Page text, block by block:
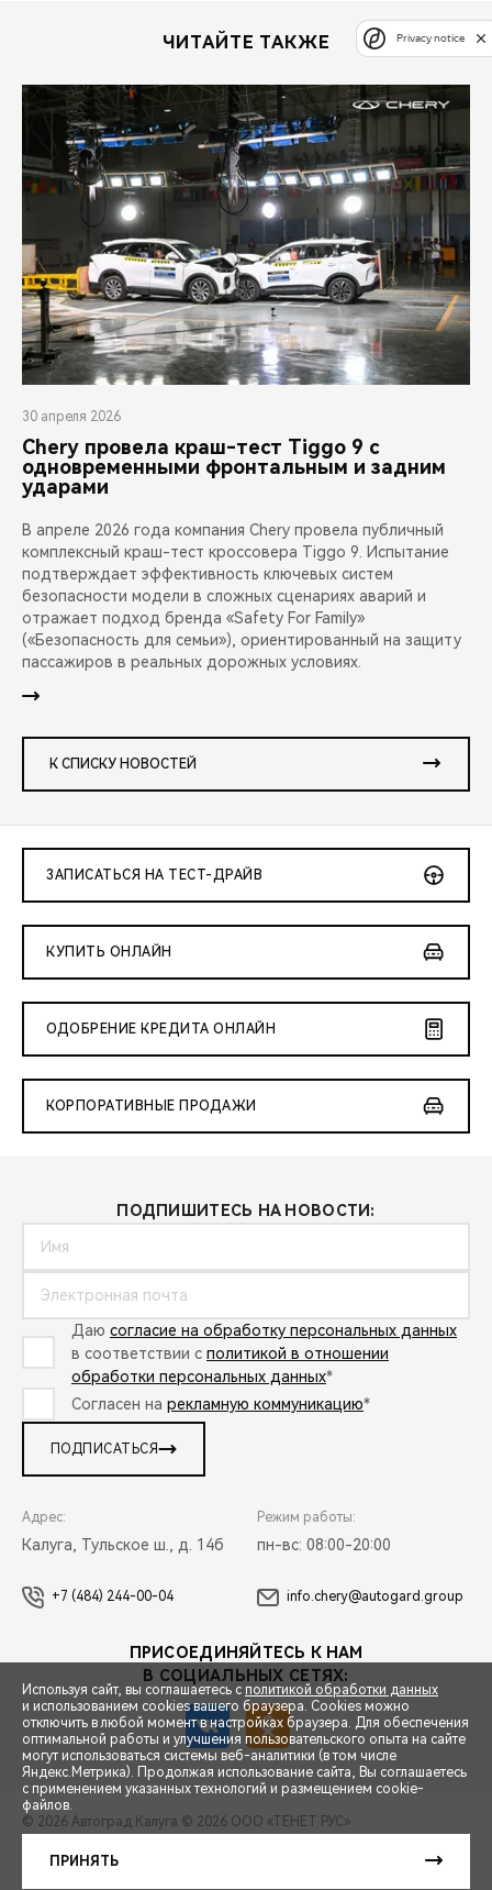
СПЕЦПРЕДЛОЖЕНИЯ
ЗАПИСЬ НА ТЕСТ-ДРАЙВ
ЧИТАЙТЕ ТАКЖЕ
30 апреля 2026
Chery провела краш-тест Tiggo 9 с
одновременными фронтальным и задним
ударами
В апреле 2026 года компания Chery провела публичный
комплексный краш-тест кроссовера Tiggo 9. Испытание
подтверждает эффективность ключевых систем
безопасности модели в сложных сценариях аварий и
отражает подход бренда «Safety For Family»
(«Безопасность для семьи»), ориентированный на защиту
пассажиров в реальных дорожных условиях.
К СПИСКУ НОВОСТЕЙ
ЗАПИСАТЬСЯ НА ТЕСТ-ДРАЙВ
КУПИТЬ ОНЛАЙН
ОДОБРЕНИЕ КРЕДИТА ОНЛАЙН
КОРПОРАТИВНЫЕ ПРОДАЖИ
ПОДПИШИТЕСЬ НА НОВОСТИ:
Даю согласие на обработку персональных данных
в соответствии с политикой в отношении
обработки персональных данных*
Согласен на рекламную коммуникацию*
ПОДПИСАТЬСЯ
Адрес:
Калуга, Тульское ш., д. 14б
Режим работы:
пн-вс: 08:00-20:00
+7 (484) 244-00-04 info.chery@autogard.group
ПРИСОЕДИНЯЙТЕСЬ К НАМ
В СОЦИАЛЬНЫХ СЕТЯХ:
© 2026 Автоград Калуга © 2026 ООО «ТЕНЕТ РУС»
Сделано в ПЕРКС
Используя сайт, вы соглашаетесь с политикой обработки данных
и использованием cookies вашего браузера. Cookies можно
отключить в любой момент в настройках браузера. Для обеспечения
оптимальной работы и улучшения пользовательского опыта на сайте
могут использоваться системы веб-аналитики (в том числе
Яндекс.Метрика). Продолжая использование сайта, Вы соглашаетесь
с применением указанных технологий и размещением cookie-
файлов.
ПРИНЯТЬ
Privacy notice